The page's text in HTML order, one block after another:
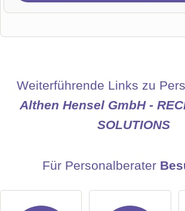
Name
Weiterführende Links zu
Althen Hensel GmbH -
SOLUTIONS
Für Personalberater